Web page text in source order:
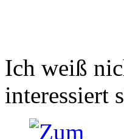
Ich weiß
interessiert